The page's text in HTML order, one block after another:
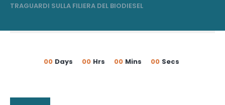
TRAGUARDI SULLA FILIERA DEL BIODIESEL
00 Days 00 Hrs 00 Mins 00 Secs